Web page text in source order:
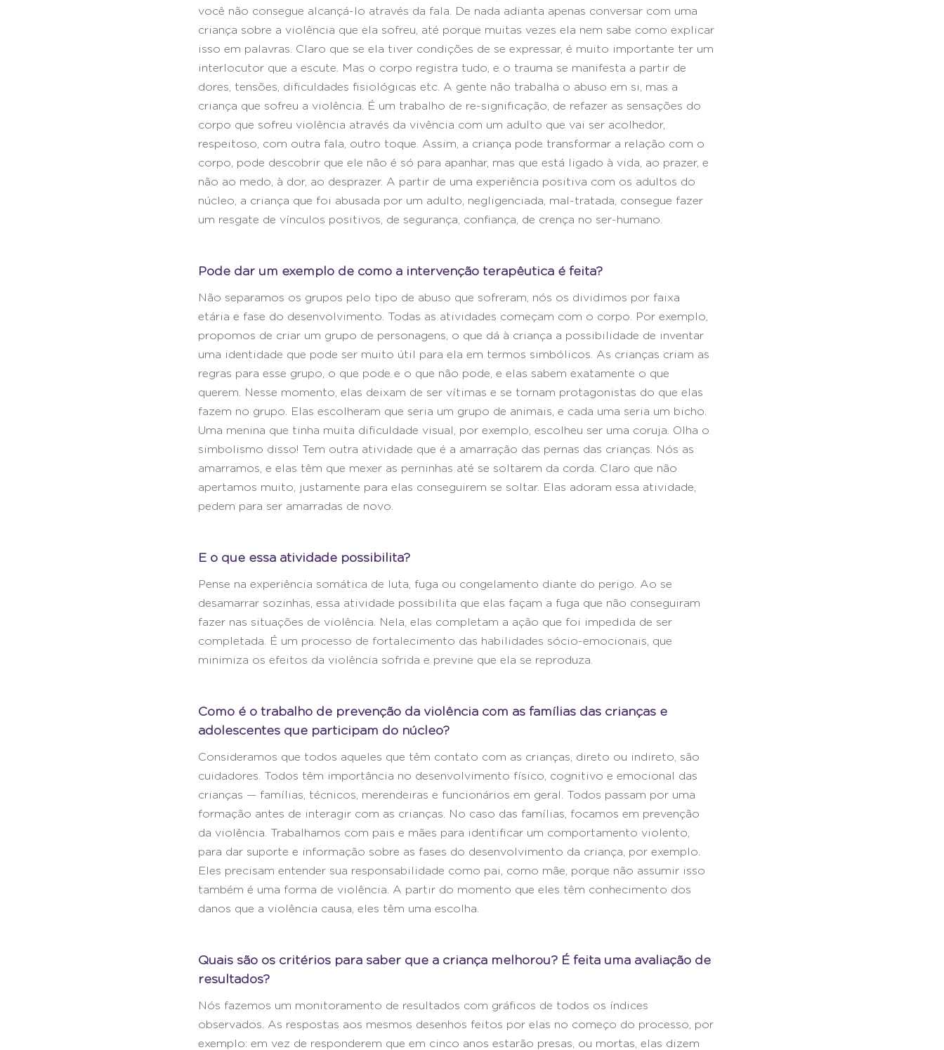
você não consegue alcançá-lo através da fala. De nada adianta apenas conversar com uma
criança sobre a violência que ela sofreu, até porque muitas vezes ela nem sabe como explicar
isso em palavras. Claro que se ela tiver condições de se expressar, é muito importante ter um
interlocutor que a escute. Mas o corpo registra tudo, e o trauma se manifesta a partir de
dores, tensões, dificuldades fisiológicas etc. A gente não trabalha o abuso em si, mas a
criança que sofreu a violência. É um trabalho de re-significação, de refazer as sensações do
corpo que sofreu violência através da vivência com um adulto que vai ser acolhedor,
respeitoso, com outra fala, outro toque. Assim, a criança pode transformar a relação com o
corpo, pode descobrir que ele não é só para apanhar, mas que está ligado à vida, ao prazer, e
não ao medo, à dor, ao desprazer. A partir de uma experiência positiva com os adultos do
núcleo, a criança que foi abusada por um adulto, negligenciada, mal-tratada, consegue fazer
um resgate de vínculos positivos, de segurança, confiança, de crença no ser-humano.
Pode dar um exemplo de como a intervenção terapêutica é feita?
Não separamos os grupos pelo tipo de abuso que sofreram, nós os dividimos por faixa
etária e fase do desenvolvimento. Todas as atividades começam com o corpo. Por exemplo,
propomos de criar um grupo de personagens, o que dá à criança a possibilidade de inventar
uma identidade que pode ser muito útil para ela em termos simbólicos. As crianças criam as
regras para esse grupo, o que pode e o que não pode, e elas sabem exatamente o que
querem. Nesse momento, elas deixam de ser vítimas e se tornam protagonistas do que elas
fazem no grupo. Elas escolheram que seria um grupo de animais, e cada uma seria um bicho.
Uma menina que tinha muita dificuldade visual, por exemplo, escolheu ser uma coruja. Olha o
simbolismo disso! Tem outra atividade que é a amarração das pernas das crianças. Nós as
amarramos, e elas têm que mexer as perninhas até se soltarem da corda. Claro que não
apertamos muito, justamente para elas conseguirem se soltar. Elas adoram essa atividade,
pedem para ser amarradas de novo.
E o que essa atividade possibilita?
Pense na experiência somática de luta, fuga ou congelamento diante do perigo. Ao se
desamarrar sozinhas, essa atividade possibilita que elas façam a fuga que não conseguiram
fazer nas situações de violência. Nela, elas completam a ação que foi impedida de ser
completada. É um processo de fortalecimento das habilidades sócio-emocionais, que
minimiza os efeitos da violência sofrida e previne que ela se reproduza.
Como é o trabalho de prevenção da violência com as famílias das crianças e
adolescentes que participam do núcleo?
Consideramos que todos aqueles que têm contato com as crianças, direto ou indireto, são
cuidadores. Todos têm importância no desenvolvimento físico, cognitivo e emocional das
crianças — famílias, técnicos, merendeiras e funcionários em geral. Todos passam por uma
formação antes de interagir com as crianças. No caso das famílias, focamos em prevenção
da violência. Trabalhamos com pais e mães para identificar um comportamento violento,
para dar suporte e informação sobre as fases do desenvolvimento da criança, por exemplo.
Eles precisam entender sua responsabilidade como pai, como mãe, porque não assumir isso
também é uma forma de violência. A partir do momento que eles têm conhecimento dos
danos que a violência causa, eles têm uma escolha.
Quais são os critérios para saber que a criança melhorou? É feita uma avaliação de
resultados?
Nós fazemos um monitoramento de resultados com gráficos de todos os índices
observados. As respostas aos mesmos desenhos feitos por elas no começo do processo, por
exemplo: em vez de responderem que em cinco anos estarão presas, ou mortas, elas dizem